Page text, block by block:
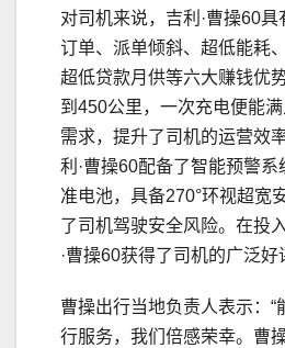
对司机来说，吉利·曹操60
订单、派单倾斜、超低能耗
超低贷款月供等六大赚钱优
到450公里，一次充电便能
需求，提升了司机的运营效
利·曹操60配备了智能预警
准电池，具备270°环视超宽
了司机驾驶安全风险。在投
·曹操60获得了司机的广泛好
曹操出行当地负责人表示：“
行服务，我们倍感荣幸。曹